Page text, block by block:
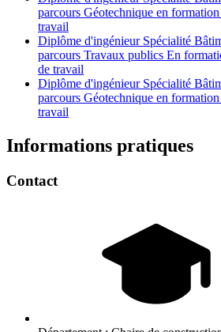
parcours Géotechnique en
travail
Diplôme d'ingénieur Spécialité
parcours Travaux publics En
de travail
Diplôme d'ingénieur Spécialité
parcours Géotechnique en
travail
Informations pratiques
Contact